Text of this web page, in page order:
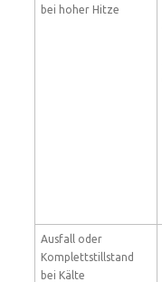
bei hoher Hitze
Ausfall oder
Komplettstillstand
bei Kälte